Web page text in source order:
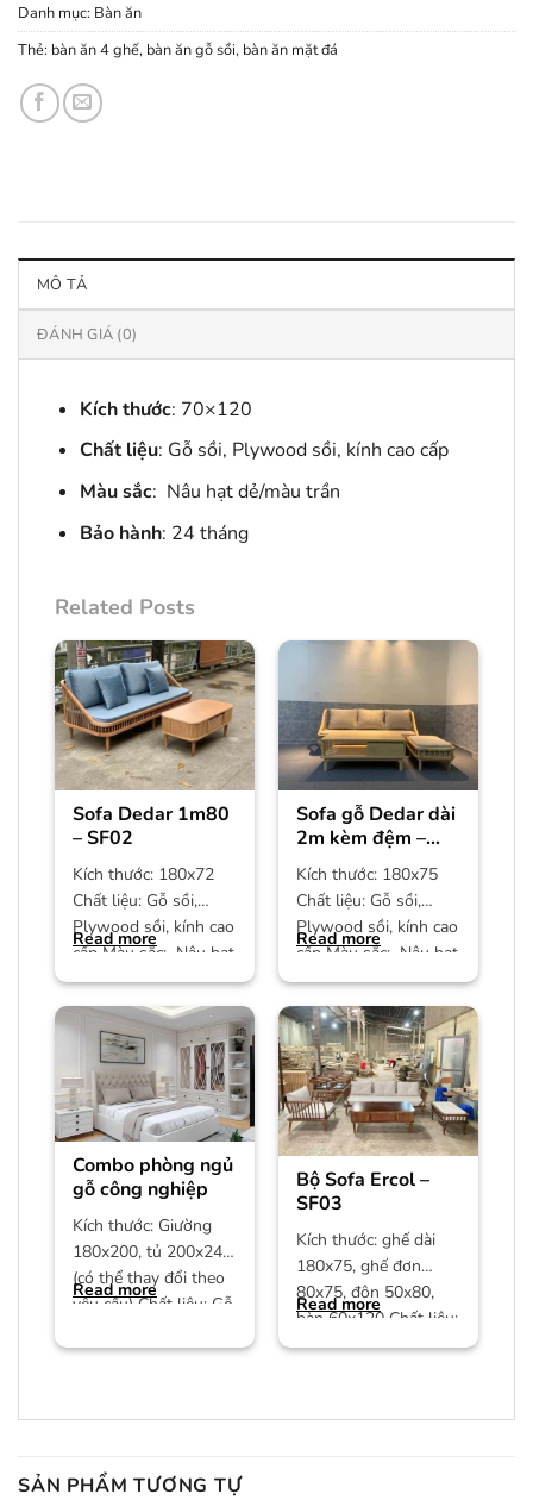
Danh mục: Bàn ăn
Thẻ: bàn ăn 4 ghế, bàn ăn gỗ sồi, bàn ăn mặt đá
MÔ TẢ
ĐÁNH GIÁ (0)
Kích thước: 70×120
Chất liệu: Gỗ sồi, Plywood sồi, kính cao cấp
Màu sắc: Nâu hạt dẻ/màu trần
Bảo hành: 24 tháng
Related Posts
Sofa Dedar 1m80
– SF02
Kích thước: 180x72
Chất liệu: Gỗ sồi,
Plywood sồi, kính cao
cấp Màu sắc: Nâu hạt
dẻ Bảo hành: 12
Read more
Sofa gỗ Dedar dài
2m kèm đệm –
SF01
Kích thước: 180x75
Chất liệu: Gỗ sồi,
Plywood sồi, kính cao
cấp Màu sắc: Nâu hạt
dẻ Bảo hành: 12
Read more
Combo phòng ngủ
gỗ công nghiệp
Kích thước: Giường
180x200, tủ 200x240
(có thể thay đổi theo
yêu cầu) Chất liệu: Gỗ
Read more
Bộ Sofa Ercol –
SF03
Kích thước: ghế dài
180x75, ghế đơn
80x75, đôn 50x80,
bàn 60x120 Chất liệu:
Gỗ sồi, Plywood sồi,
Read more
SẢN PHẨM TƯƠNG TỰ